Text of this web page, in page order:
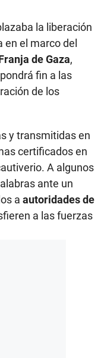
la liberación
en el marco del
de Gaza,
fin a las
de los
y transmitidas en
certificados en
A algunos
ante un
a autoridades de
a las fuerzas